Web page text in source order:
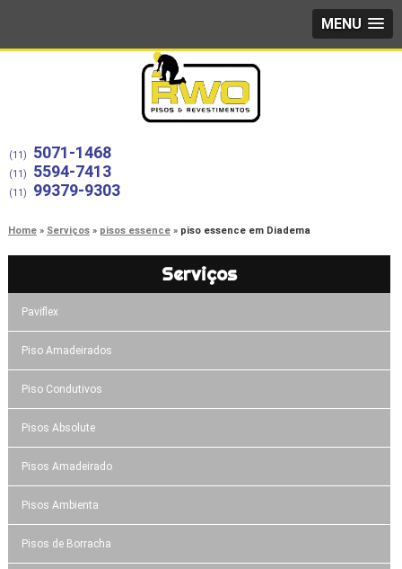
MENU
(11) 5071-1468
(11) 5594-7413
(11) 99379-9303
Home Serviços pisos essence piso essence em Diadema
Serviços
Paviflex
Piso Amadeirados
Piso Condutivos
Pisos Absolute
Pisos Amadeirado
Pisos Ambienta
Pisos de Borracha